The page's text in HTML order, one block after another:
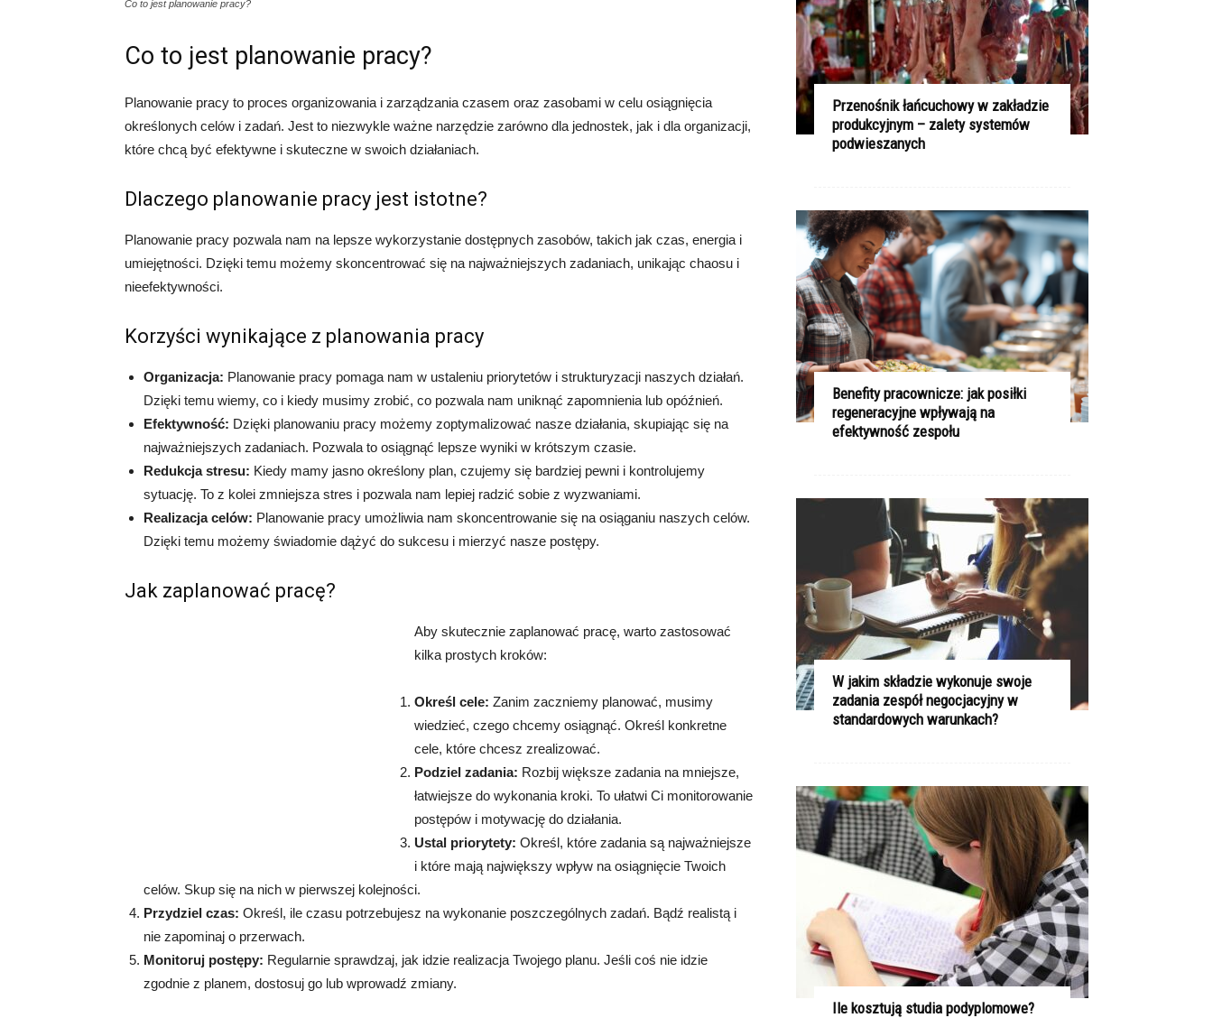
Co to jest planowanie pracy?
Co to jest planowanie pracy?
Planowanie pracy to proces organizowania i zarządzania czasem oraz zasobami w celu osiągnięcia
określonych celów i zadań. Jest to niezwykle ważne narzędzie zarówno dla jednostek, jak i dla organizacji,
które chcą być efektywne i skuteczne w swoich działaniach.
Dlaczego planowanie pracy jest istotne?
Planowanie pracy pozwala nam na lepsze wykorzystanie dostępnych zasobów, takich jak czas, energia i
umiejętności. Dzięki temu możemy skoncentrować się na najważniejszych zadaniach, unikając chaosu i
nieefektywności.
Korzyści wynikające z planowania pracy
Organizacja: Planowanie pracy pomaga nam w ustaleniu priorytetów i strukturyzacji naszych działań.
Dzięki temu wiemy, co i kiedy musimy zrobić, co pozwala nam uniknąć zapomnienia lub opóźnień.
Efektywność: Dzięki planowaniu pracy możemy zoptymalizować nasze działania, skupiając się na
najważniejszych zadaniach. Pozwala to osiągnąć lepsze wyniki w krótszym czasie.
Redukcja stresu: Kiedy mamy jasno określony plan, czujemy się bardziej pewni i kontrolujemy
sytuację. To z kolei zmniejsza stres i pozwala nam lepiej radzić sobie z wyzwaniami.
Realizacja celów: Planowanie pracy umożliwia nam skoncentrowanie się na osiąganiu naszych celów.
Dzięki temu możemy świadomie dążyć do sukcesu i mierzyć nasze postępy.
Jak zaplanować pracę?
Aby skutecznie zaplanować pracę, warto zastosować
kilka prostych kroków:
Określ cele: Zanim zaczniemy planować, musimy
wiedzieć, czego chcemy osiągnąć. Określ konkretne
cele, które chcesz zrealizować.
Podziel zadania: Rozbij większe zadania na mniejsze,
łatwiejsze do wykonania kroki. To ułatwi Ci monitorowanie
postępów i motywację do działania.
Ustal priorytety: Określ, które zadania są najważniejsze
i które mają największy wpływ na osiągnięcie Twoich
celów. Skup się na nich w pierwszej kolejności.
Przydziel czas: Określ, ile czasu potrzebujesz na wykonanie poszczególnych zadań. Bądź realistą i
nie zapominaj o przerwach.
Monitoruj postępy: Regularnie sprawdzaj, jak idzie realizacja Twojego planu. Jeśli coś nie idzie
zgodnie z planem, dostosuj go lub wprowadź zmiany.
Przenośnik łańcuchowy w zakładzie
produkcyjnym – zalety systemów
podwieszanych
Benefity pracownicze: jak posiłki
regeneracyjne wpływają na
efektywność zespołu
W jakim składzie wykonuje swoje
zadania zespół negocjacyjny w
standardowych warunkach?
Ile kosztują studia podyplomowe?